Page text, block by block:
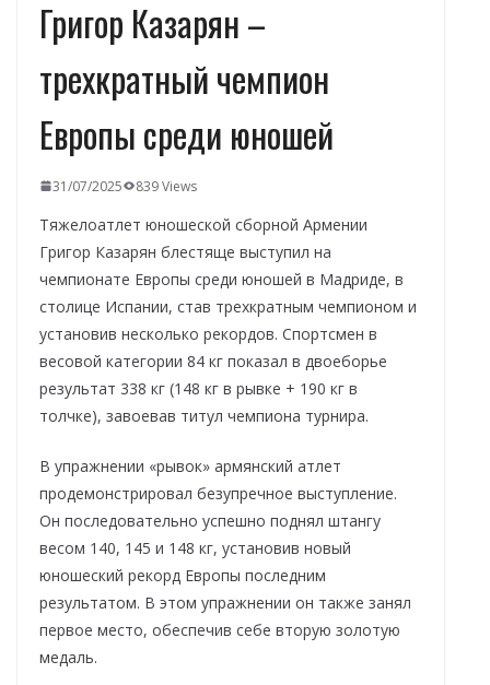
Григор Казарян –
трехкратный чемпион
Европы среди юношей
31/07/2025 839 Views
Тяжелоатлет юношеской сборной Армении
Григор Казарян блестяще выступил на
чемпионате Европы среди юношей в Мадриде, в
столице Испании, став трехкратным чемпионом и
установив несколько рекордов. Спортсмен в
весовой категории 84 кг показал в двоеборье
результат 338 кг (148 кг в рывке + 190 кг в
толчке), завоевав титул чемпиона турнира.
В упражнении «рывок» армянский атлет
продемонстрировал безупречное выступление.
Он последовательно успешно поднял штангу
весом 140, 145 и 148 кг, установив новый
юношеский рекорд Европы последним
результатом. В этом упражнении он также занял
первое место, обеспечив себе вторую золотую
медаль.